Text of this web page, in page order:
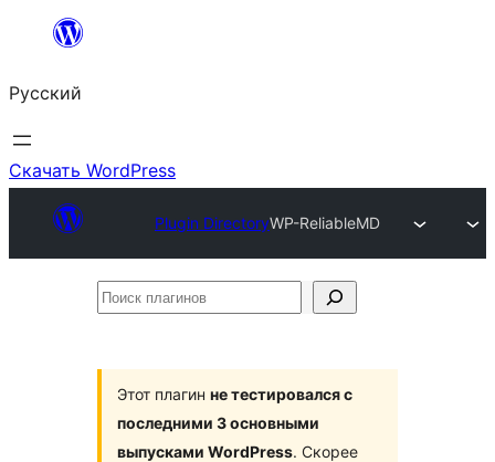
Перейти
содержимому
Русский
Скачать WordPress
Plugin DirectoryWP-ReliableMD
Поиск
Этот плагин не тестировался с
последними 3 основными
выпусками WordPress. Скорее